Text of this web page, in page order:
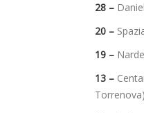
28 –
20 –
19 –
13 –
Torrenova)